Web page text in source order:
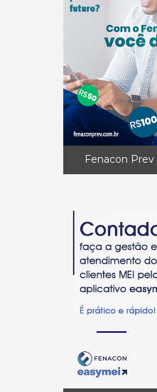
Fenacon Prev